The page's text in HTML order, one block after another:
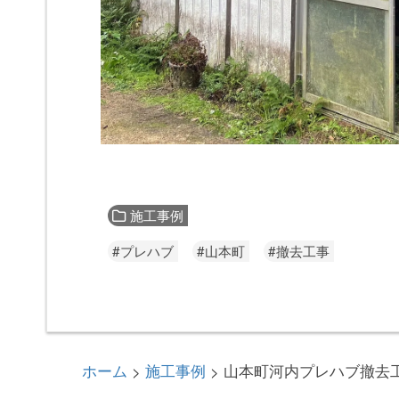
施工事例
#プレハブ
#山本町 #撤去工事
ホーム > 施工事例 > 山本町河内プレハブ撤去